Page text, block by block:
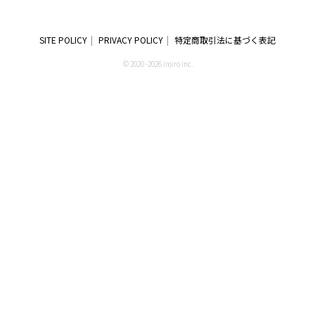
SITE POLICY PRIVACY POLICY 特定商取引法に基づく表記
© 2020 -2026 iroiro inc.